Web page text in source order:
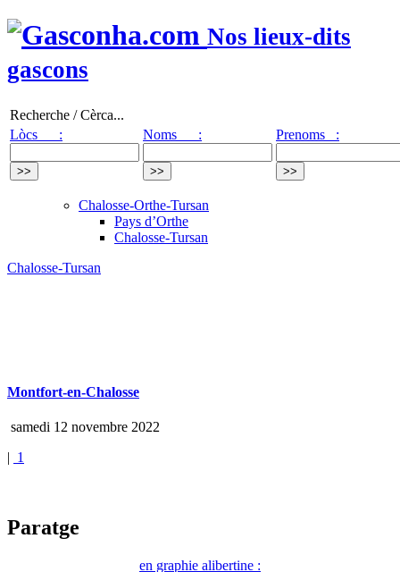
Nos lieux-dits
gascons
Recherche / Cèrca...
Lòcs :
Noms : Prenoms :
Chalosse-Orthe-Tursan
Pays d’Orthe
Chalosse-Tursan
Chalosse-Tursan
Montfort-en-Chalosse
samedi 12 novembre 2022
| 1
Paratge
en graphie alibertine :